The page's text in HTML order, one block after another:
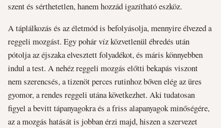
szent és sérthetetlen, hanem hozzád igazítható eszköz.
A táplálkozás és az életmód is befolyásolja, mennyire élvezed a
reggeli mozgást. Egy pohár víz közvetlenül ébredés után
pótolja az éjszaka elvesztett folyadékot, és máris könnyebben
indul a test. A nehéz reggeli mozgás előtti bekapás viszont
nem szerencsés, a tizenöt perces rutinhoz bőven elég az üres
gyomor, a rendes reggeli utána következhet. Aki tudatosan
figyel a bevitt tápanyagokra és a friss alapanyagok minőségére,
az a mozgás hatását is jobban érzi majd, hiszen a szervezet